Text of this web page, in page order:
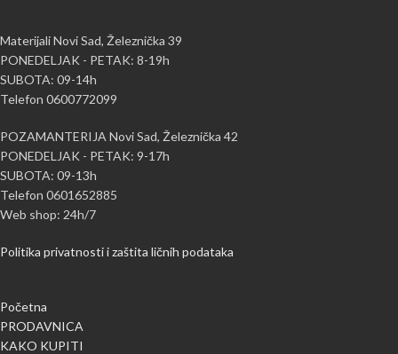
Materijali Novi Sad, Železnička 39
PONEDELJAK - PETAK: 8-19h
SUBOTA: 09-14h
Telefon 0600772099
POZAMANTERIJA Novi Sad, Železnička 42
PONEDELJAK - PETAK: 9-17h
SUBOTA: 09-13h
Telefon 0601652885
Web shop: 24h/7
Politika privatnosti i zaštita ličnih podataka
Početna
PRODAVNICA
KAKO KUPITI